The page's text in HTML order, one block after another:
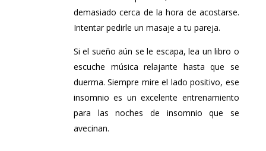
demasiado cerca de la hora de acostarse.
Intentar pedirle un masaje a tu pareja.
Si el sueño aún se le escapa, lea un libro o
escuche música relajante hasta que se
duerma. Siempre mire el lado positivo, ese
insomnio es un excelente entrenamiento
para las noches de insomnio que se
avecinan.